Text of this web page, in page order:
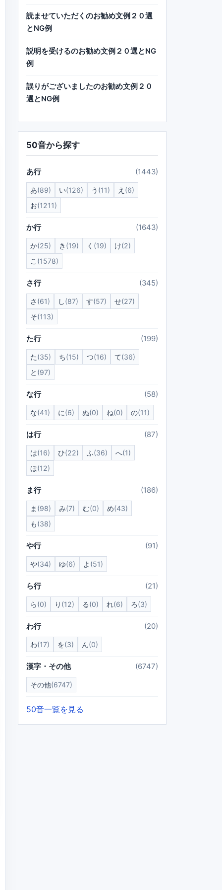
読ませていただくのお勧め文例２０選
とNG例
説明を受けるのお勧め文例２０選とNG
例
誤りがございましたのお勧め文例２０
選とNG例
50音から探す
あ行 (1443)
あ(89) い(126) う (11) え (6)
お(1211)
か行 (1643)
か(25) き (19) く (19) け(2)
こ (1578)
さ行 (345)
さ (61) し(87) す(57) せ(27)
そ(113)
た行 (199)
た(35) ち(15) つ(16) て(36)
と (97)
な行 (58)
な(41) に(6) ぬ(0) ね(0) の(11)
は行 (87)
は(16) ひ(22) ふ(36) へ(1)
ほ(12)
ま行 (186)
ま (98) み(7) む(0) め(43)
も(38)
や行 (91)
や(34) ゆ(6) よ (51)
ら行 (21)
ら(0) り (12) る(0) れ(6) ろ(3)
わ行 (20)
わ(17) を(3) ん(0)
漢字・その他 (6747)
その他(6747)
50音一覧を見る